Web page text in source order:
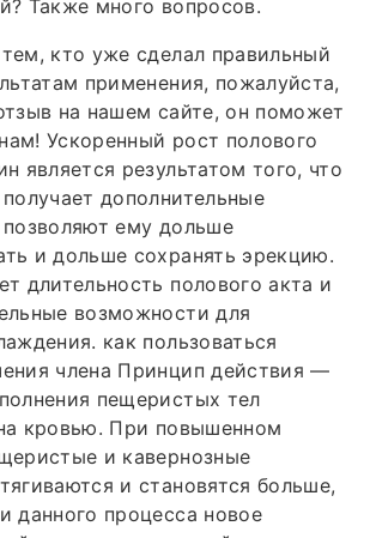
Также много вопросов.
кто уже сделал правильный
применения, пожалуйста,
на нашем сайте, он поможет
Ускоренный рост полового
является результатом того, что
дополнительные
ему дольше
и дольше сохранять эрекцию.
длительность полового акта и
возможности для
как пользоваться
члена Принцип действия —
пещеристых тел
кровью. При повышенном
и кавернозные
и становятся больше,
данного процесса новое